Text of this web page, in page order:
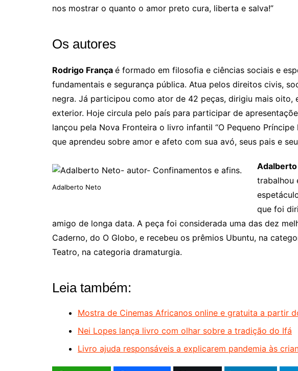
nos mostrar o quanto o amor preto cura, liberta e salva!”
Os autores
Rodrigo França é formado em filosofia e ciências sociais e
fundamentais e segurança pública. Atua pelos direitos civis,
negra. Já participou como ator de 42 peças, dirigiu mais oito,
exterior. Hoje circula pelo país para participar de
lançou pela Nova Fronteira o livro infantil “O Pequeno Príncipe
que aprendeu sobre amor e afeto com sua avó, seus pais e
Adalberto Neto
trabalhou
que foi
amigo de longa data. A peça foi consi­derada uma das dez
Caderno, do O Globo, e recebeu os prêmios Ubuntu, na
Teatro, na categoria dramaturgia.
Leia também:
Mostra de Cinemas Africanos online e gratuita a partir
Nei Lopes lança livro com olhar sobre a tradição do Ifá
Livro ajuda responsáveis a explicarem pandemia às